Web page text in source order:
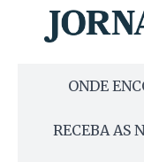
ONDE
RECEBA AS